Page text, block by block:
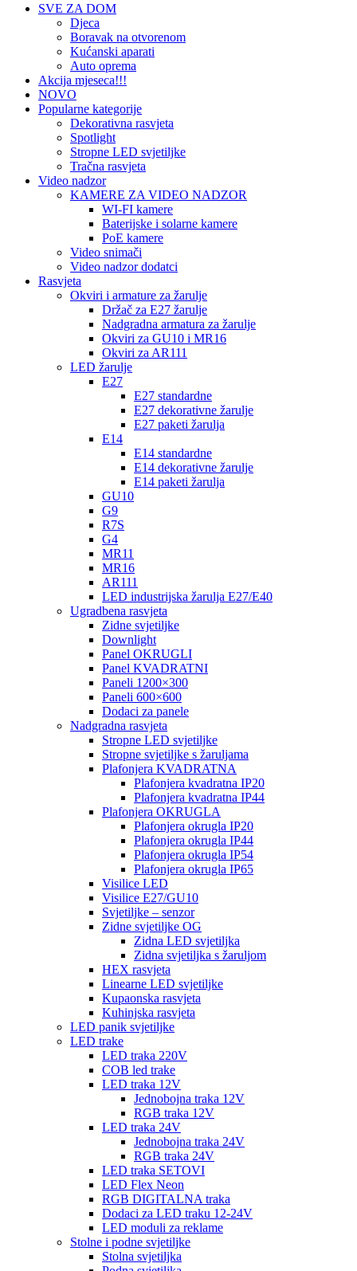
SVE ZA DOM
Djeca
Boravak na otvorenom
Kućanski aparati
Auto oprema
Akcija mjeseca!!!
NOVO
Popularne kategorije
Dekorativna rasvjeta
Spotlight
Stropne LED svjetiljke
Tračna rasvjeta
Video nadzor
KAMERE ZA VIDEO NADZOR
WI-FI kamere
Baterijske i solarne kamere
PoE kamere
Video snimači
Video nadzor dodatci
Rasvjeta
Okviri i armature za žarulje
Držač za E27 žarulje
Nadgradna armatura za žarulje
Okviri za GU10 i MR16
Okviri za AR111
LED žarulje
E27
E27 standardne
E27 dekorativne žarulje
E27 paketi žarulja
E14
E14 standardne
E14 dekorativne žarulje
E14 paketi žarulja
GU10
G9
R7S
G4
MR11
MR16
AR111
LED industrijska žarulja E27/E40
Ugradbena rasvjeta
Zidne svjetiljke
Downlight
Panel OKRUGLI
Panel KVADRATNI
Paneli 1200×300
Paneli 600×600
Dodaci za panele
Nadgradna rasvjeta
Stropne LED svjetiljke
Stropne svjetiljke s žaruljama
Plafonjera KVADRATNA
Plafonjera kvadratna IP20
Plafonjera kvadratna IP44
Plafonjera OKRUGLA
Plafonjera okrugla IP20
Plafonjera okrugla IP44
Plafonjera okrugla IP54
Plafonjera okrugla IP65
Visilice LED
Visilice E27/GU10
Svjetiljke – senzor
Zidne svjetiljke OG
Zidna LED svjetiljka
Zidna svjetiljka s žaruljom
HEX rasvjeta
Linearne LED svjetiljke
Kupaonska rasvjeta
Kuhinjska rasvjeta
LED panik svjetiljke
LED trake
LED traka 220V
COB led trake
LED traka 12V
Jednobojna traka 12V
RGB traka 12V
LED traka 24V
Jednobojna traka 24V
RGB traka 24V
LED traka SETOVI
LED Flex Neon
RGB DIGITALNA traka
Dodaci za LED traku 12-24V
LED moduli za reklame
Stolne i podne svjetiljke
Stolna svjetiljka